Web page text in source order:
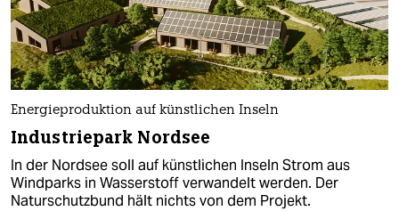
Energieproduktion auf künstlichen Inseln
Industriepark Nordsee
In der Nordsee soll auf künstlichen Inseln Strom aus
Windparks in Wasserstoff verwandelt werden. Der
Naturschutzbund hält nichts von dem Projekt.